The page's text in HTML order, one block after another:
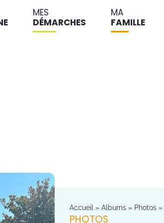
MES
DÉMARCHES
MA
FAMILLE
Accueil » Albums » Photos »
PHOTOS